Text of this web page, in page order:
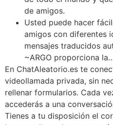
de amigos.
Usted puede hacer
amigos con diferentes
mensajes traducidos
~ARGO proporciona
En ChatAleatorio.es te
videollamada privada, sin
rellenar formularios. Cada
accederás a una
Tienes a tu disposición el